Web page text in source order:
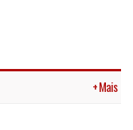
+ Mais